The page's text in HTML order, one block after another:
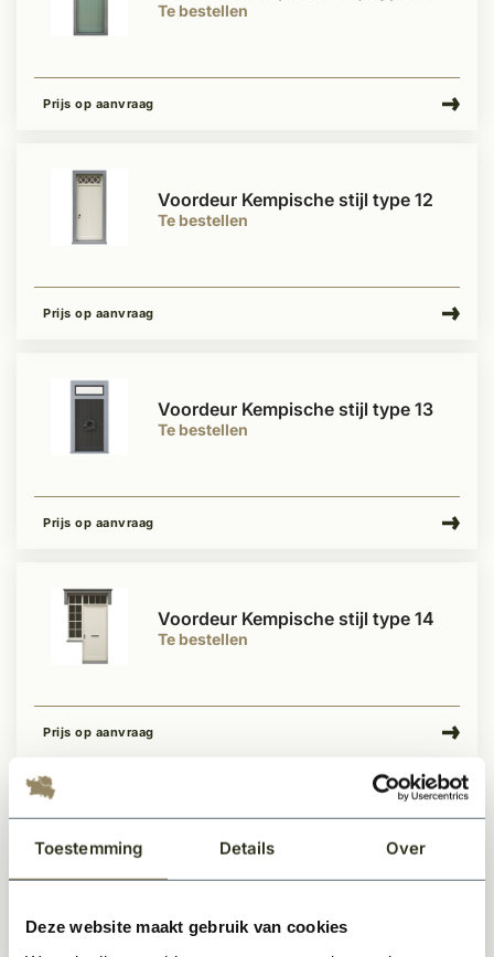
Toestemming Details Over
Deze website maakt gebruik van cookies
Te bestellen
Prijs op aanvraag
Te bestellen
Voordeur Kempische stijl type 12
Prijs op aanvraag
Te bestellen
Voordeur Kempische stijl type 13
Prijs op aanvraag
Te bestellen
Voordeur Kempische stijl type 14
Prijs op aanvraag
Te bestellen